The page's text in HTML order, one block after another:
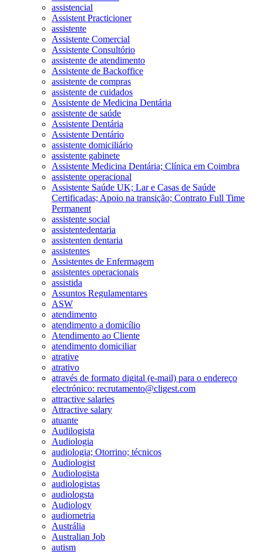
assistencial
Assistent Practicioner
assistente
Assistente Comercial
Assistente Consultório
assistente de atendimento
Assistente de Backoffice
assistente de compras
assistente de cuidados
Assistente de Medicina Dentária
assistente de saúde
Assistente Dentária
Assistente Dentário
assistente domiciliário
assistente gabinete
Assistente Medicina Dentária; Clínica em Coimbra
assistente operacional
Assistente Saúde UK; Lar e Casas de Saúde
Certificadas; Apoio na transição; Contrato Full Time
Permanent
assistente social
assistentedentaria
assistenten dentaria
assistentes
Assistentes de Enfermagem
assistentes operacionais
assistida
Assuntos Regulamentares
ASW
atendimento
atendimento a domicílio
Atendimento ao Cliente
atendimento domiciliar
atrative
atrativo
através de formato digital (e-mail) para o endereço
electrónico: recrutamento@cligest.com
attractive salaries
Attractive salary
atuante
Audilogista
Audiologia
audiologia; Otorrino; técnicos
Audiologist
Audiologista
audiologistas
audiologsta
Audiology
audiometria
Austrália
Australian Job
autism